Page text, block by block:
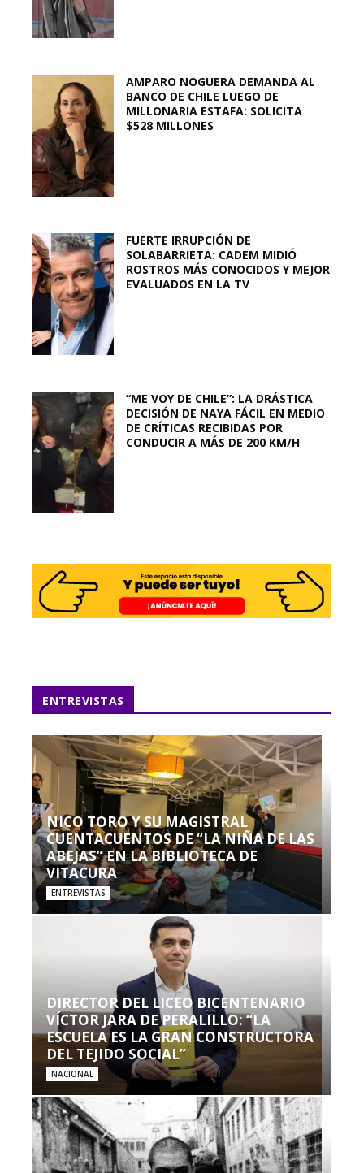
AMPARO NOGUERA DEMANDA AL
BANCO DE CHILE LUEGO DE
MILLONARIA ESTAFA: SOLICITA
$528 MILLONES
FUERTE IRRUPCIÓN DE
SOLABARRIETA: CADEM MIDIÓ
ROSTROS MÁS CONOCIDOS Y MEJOR
EVALUADOS EN LA TV
“ME VOY DE CHILE”: LA DRÁSTICA
DECISIÓN DE NAYA FÁCIL EN MEDIO
DE CRÍTICAS RECIBIDAS POR
CONDUCIR A MÁS DE 200 KM/H
ENTREVISTAS
NICO TORO Y SU MAGISTRAL
CUENTACUENTOS DE “LA NIÑA DE LAS
ABEJAS” EN LA BIBLIOTECA DE
VITACURA
ENTREVISTAS
DIRECTOR DEL LICEO BICENTENARIO
VÍCTOR JARA DE PERALILLO: “LA
ESCUELA ES LA GRAN CONSTRUCTORA
DEL TEJIDO SOCIAL”
NACIONAL